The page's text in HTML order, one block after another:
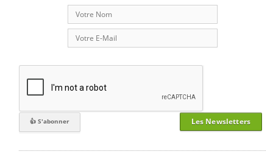
Les Newsletters